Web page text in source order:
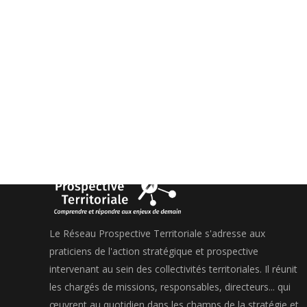
Le Réseau Prospective Territoriale s'adresse aux
praticiens de l'action stratégique et prospective
intervenant au sein des collectivités territoriales. Il réunit
les chargés de missions, responsables, directeurs... qui